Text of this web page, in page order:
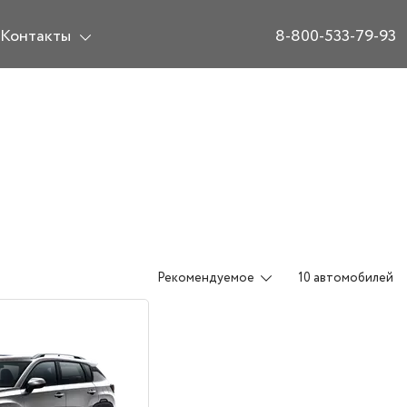
Контакты 8-800-533-79-93
Рекомендуемое 10 автомобилей